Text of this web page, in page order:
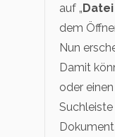
auf „
dem
Nun
Damit
oder